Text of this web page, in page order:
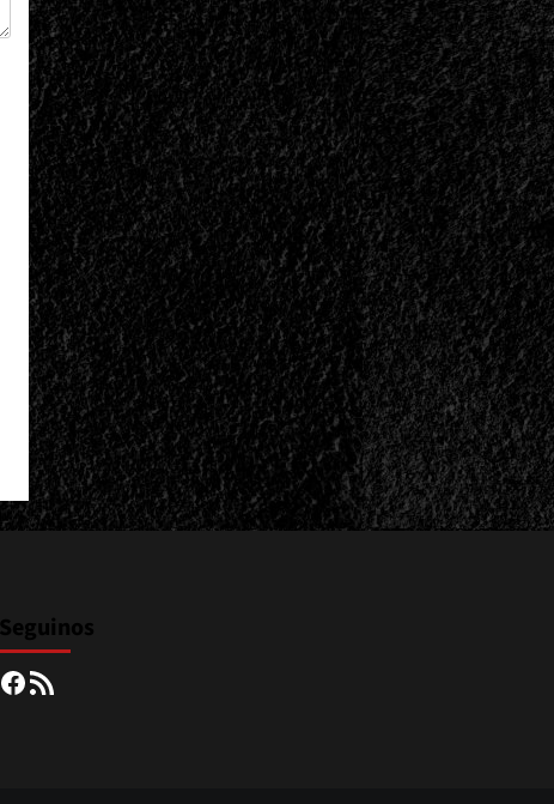
Seguinos
Facebook
RSS